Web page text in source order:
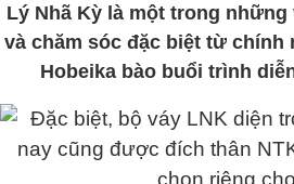
Lý Nhã Kỳ là một trong
và chăm sóc đặc biệt từ chính
Hobeika bào buổi trình